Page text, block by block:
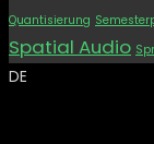
Quantisierung
Spatial Audio
DE